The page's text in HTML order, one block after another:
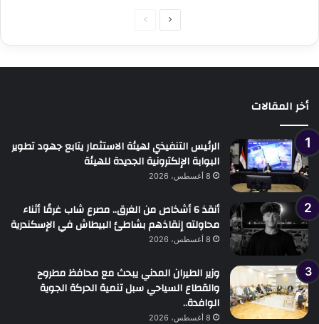
الصفحةالصفحة
أخر المقالات
الرئيس التنفيذي لهيئة الاستثمار يتابع جهود تطوير
البوابة الإلكترونية الجديدة للهيئة
8 أغسطس، 2026
أنقذ 6 أشخاص من الغرق.. مصرع شاب غرقًا أثناء
محاولته إنقاذهم بشاطئ البيطاش في الإسكندرية
8 أغسطس، 2026
وزير الطيران المدني يبحث مع محافظ مطروح
والقطاع السياحي سبل تنمية الحركة الجوية
الوافدة..
8 أغسطس، 2026